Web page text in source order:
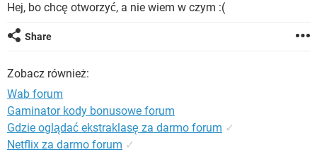
WINDOWS 10
GRY WHATSAPP
SPOTIFY
Hej, bo chcę otworzyć, a nie wiem w czym :(
Share
Zobacz również:
Wab forum
Gaminator kody bonusowe forum
Gdzie oglądać ekstraklasę za darmo forum ✓
Netflix za darmo forum ✓